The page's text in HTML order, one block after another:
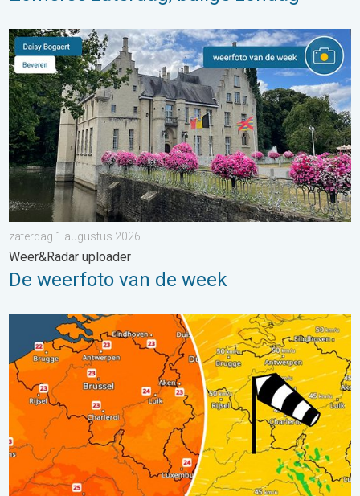
De weerfoto van de week. Weer&Radar uploader. . . zaterdag
zaterdag 1 augustus 2026
Weer&Radar uploader
De weerfoto van de week
Koeler weer op komst. Maxima onder 25 graden. . . dinsdag